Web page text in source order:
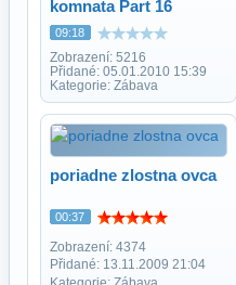
komnata Part 16
09:18
Zobrazení: 5216
Přidané: 05.01.2010 15:39
Kategorie: Zábava
poriadne zlostna ovca
00:37
Zobrazení: 4374
Přidané: 13.11.2009 21:04